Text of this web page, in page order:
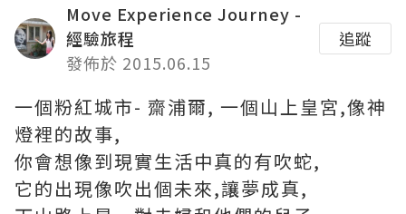
Move Experience Journey -
經驗旅程
發佈於 2015.06.15
追蹤
一個粉紅城市- 齋浦爾, 一個山上皇宮,像神
燈裡的故事,
你會想像到現實生活中真的有吹蛇,
它的出現像吹出個未來,讓夢成真,